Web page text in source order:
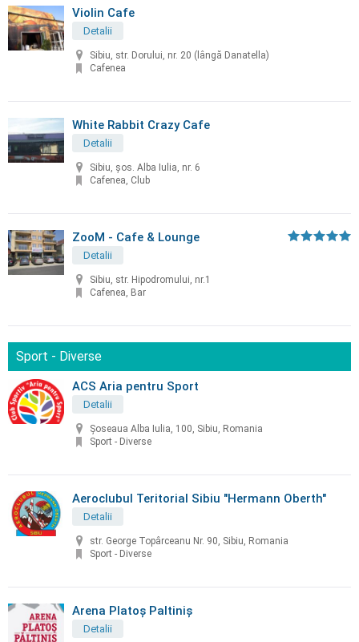
Violin Cafe
Detalii
Sibiu, str. Dorului, nr. 20 (lângă Danatella)
Cafenea
White Rabbit Crazy Cafe
Detalii
Sibiu, şos. Alba Iulia, nr. 6
Cafenea, Club
ZooM - Cafe & Lounge
Detalii
Sibiu, str. Hipodromului, nr.1
Cafenea, Bar
Sport - Diverse
ACS Aria pentru Sport
Detalii
Șoseaua Alba Iulia, 100, Sibiu, Romania
Sport - Diverse
Aeroclubul Teritorial Sibiu "Hermann Oberth"
Detalii
str. George Topârceanu Nr. 90, Sibiu, Romania
Sport - Diverse
Arena Platoș Paltiniș
Detalii